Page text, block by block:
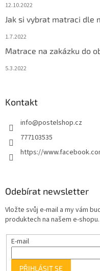
12.10.2022
Jak si vybrat matraci dle
1.7.2022
Matrace na zakázku do
5.3.2022
Kontakt
info@postelshop.cz
777103535
https://
Odebírat newsletter
Vložte svůj e-mail a my vám
produktech na našem e-shopu.
E-mail
PŘIHLÁSIT SE